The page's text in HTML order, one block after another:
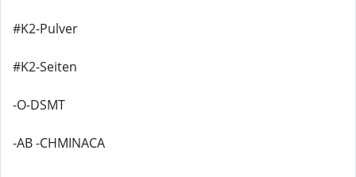
#K2-Pulver
#K2-Seiten
-O-DSMT
-AB -CHMINACA